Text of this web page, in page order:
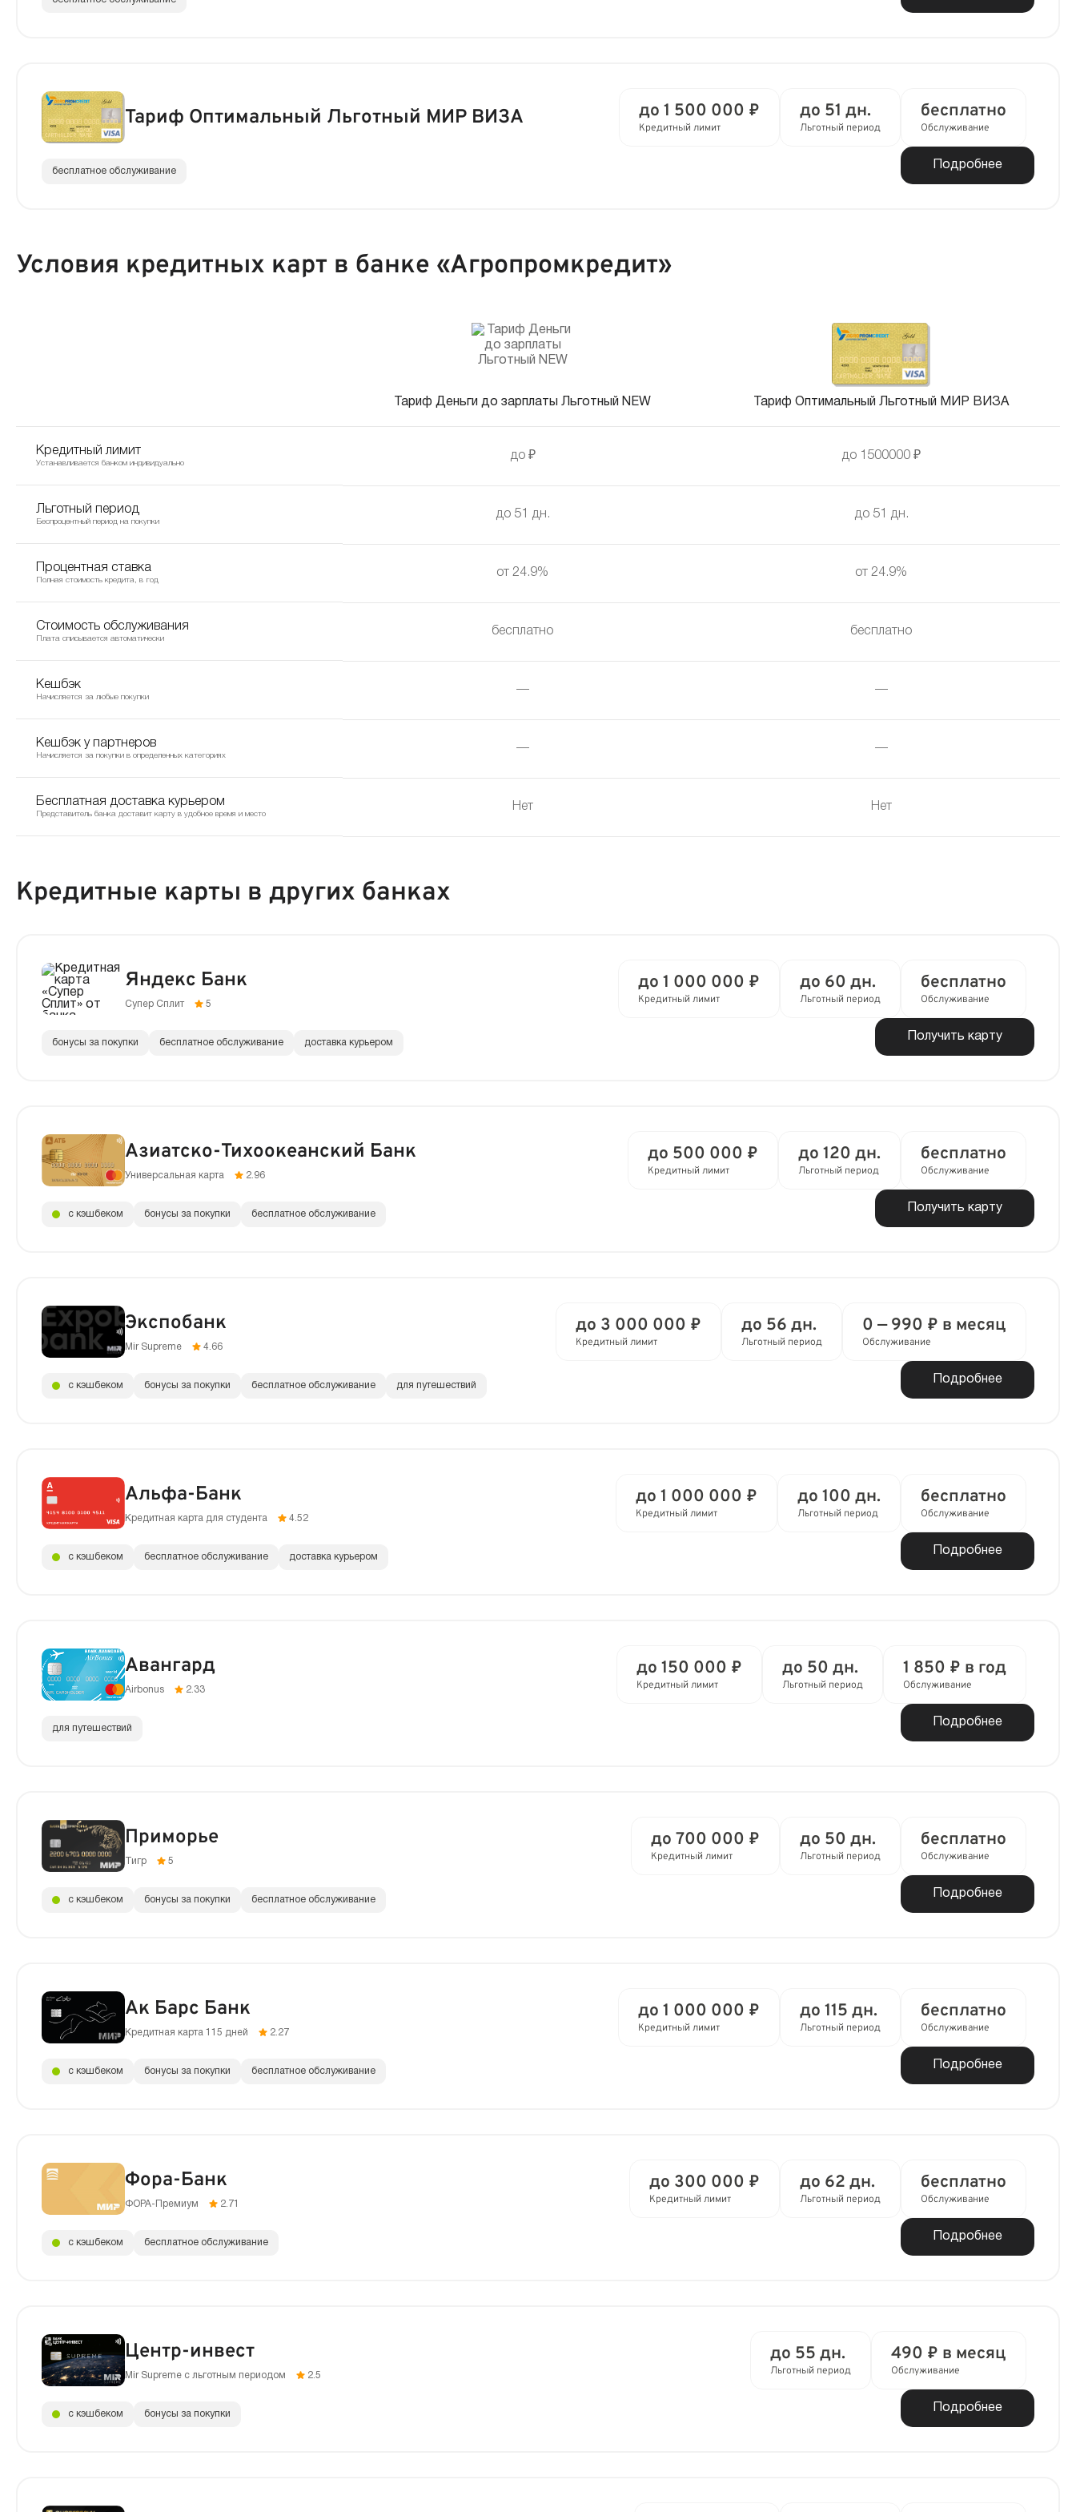
Тариф Оптимальный Льготный МИР ВИЗА до 1 500 000 ₽
Кредитный лимит
до 51 дн.
Льготный период
бесплатно
Обслуживание
Подробнее
бесплатное обслуживание
Условия кредитных карт в банке «Агропромкредит»
Тариф Деньги до зарплаты Льготный NEW Тариф Оптимальный Льготный МИР ВИЗА
Кредитный лимит
Устанавливается банком индивидуально
до ₽ до 1500000 ₽
Льготный период
Беспроцентный период на покупки
до 51 дн. до 51 дн.
Процентная ставка
Полная стоимость кредита, в год
от 24.9% от 24.9%
Стоимость обслуживания
Плата списывается автоматически
бесплатно бесплатно
Кешбэк
Начисляется за любые покупки
— —
Кешбэк у партнеров
Начисляется за покупки в определенных категориях
— —
Бесплатная доставка курьером
Представитель банка доставит карту в удобное время и место
Нет Нет
Кредитные карты в других банках
Яндекс Банк
Супер Сплит 5
до 1 000 000 ₽
Кредитный лимит
до 60 дн.
Льготный период
бесплатно
Обслуживание
Получить карту
бонусы за покупки бесплатное обслуживание доставка курьером
Азиатско-Тихоокеанский Банк
Универсальная карта 2.96
до 500 000 ₽
Кредитный лимит
до 120 дн.
Льготный период
бесплатно
Обслуживание
Получить карту
с кэшбеком бонусы за покупки бесплатное обслуживание
Экспобанк
Mir Supreme 4.66
до 3 000 000 ₽
Кредитный лимит
до 56 дн.
Льготный период
0 — 990 ₽ в месяц
Обслуживание
Подробнее
с кэшбеком бонусы за покупки бесплатное обслуживание для путешествий
Альфа-Банк
Кредитная карта для студента 4.52
до 1 000 000 ₽
Кредитный лимит
до 100 дн.
Льготный период
бесплатно
Обслуживание
Подробнее
с кэшбеком бесплатное обслуживание доставка курьером
Авангард
Airbonus 2.33
до 150 000 ₽
Кредитный лимит
до 50 дн.
Льготный период
1 850 ₽ в год
Обслуживание
Подробнее
для путешествий
Приморье
Тигр 5
до 700 000 ₽
Кредитный лимит
до 50 дн.
Льготный период
бесплатно
Обслуживание
Подробнее
с кэшбеком бонусы за покупки бесплатное обслуживание
Ак Барс Банк
Кредитная карта 115 дней 2.27
до 1 000 000 ₽
Кредитный лимит
до 115 дн.
Льготный период
бесплатно
Обслуживание
Подробнее
с кэшбеком бонусы за покупки бесплатное обслуживание
Фора-Банк
ФОРА-Премиум 2.71
до 300 000 ₽
Кредитный лимит
до 62 дн.
Льготный период
бесплатно
Обслуживание
Подробнее
с кэшбеком бесплатное обслуживание
Центр-инвест
Mir Supreme с льготным периодом 2.5
до 55 дн.
Льготный период
490 ₽ в месяц
Обслуживание
Подробнее
с кэшбеком бонусы за покупки